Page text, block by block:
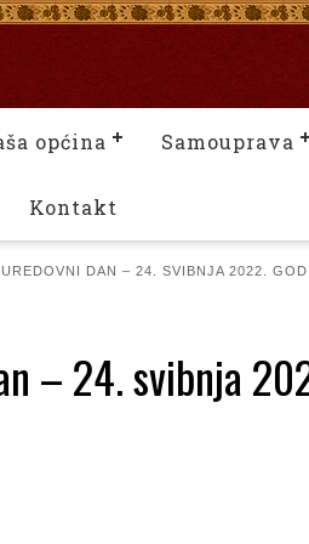
općina Samouprava
Kontakt
DAN – 24. SVIBNJA 2022.
– 24. svibnja